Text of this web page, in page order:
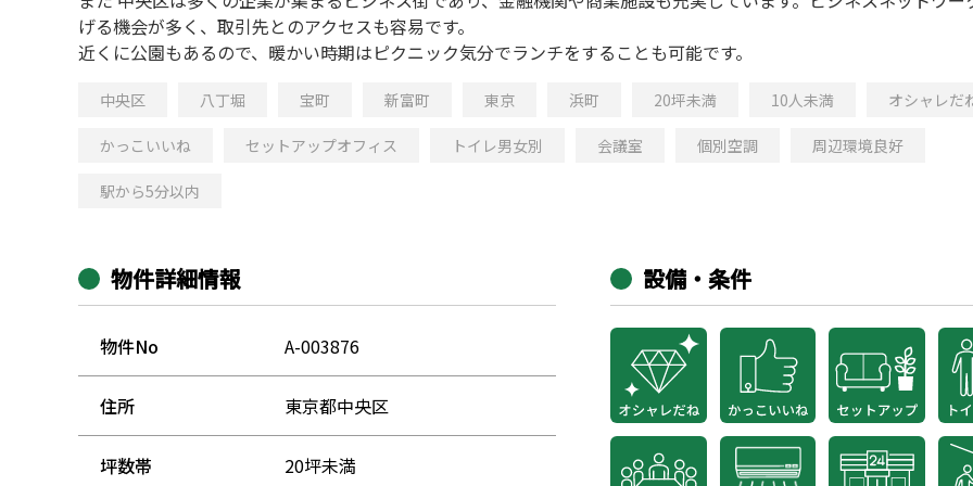
げる機会が多く、取引先とのアクセスも容易です。
近くに公園もあるので、暖かい時期はピクニック気分でランチをすることも可能です。
中央区 八丁堀 宝町 新富町 東京 浜町 20坪未満 10人未満 オシャレだ
かっこいいね セットアップオフィス トイレ男女別 会議室 個別空調 周辺環境良好
駅から5分以内
物件詳細情報
物件No A-003876
住所 東京都中央区
坪数帯 20坪未満
設備・条件